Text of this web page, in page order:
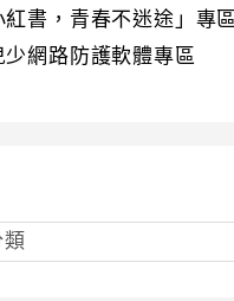
紅書，青春不迷途」專區
少網路防護軟體專區